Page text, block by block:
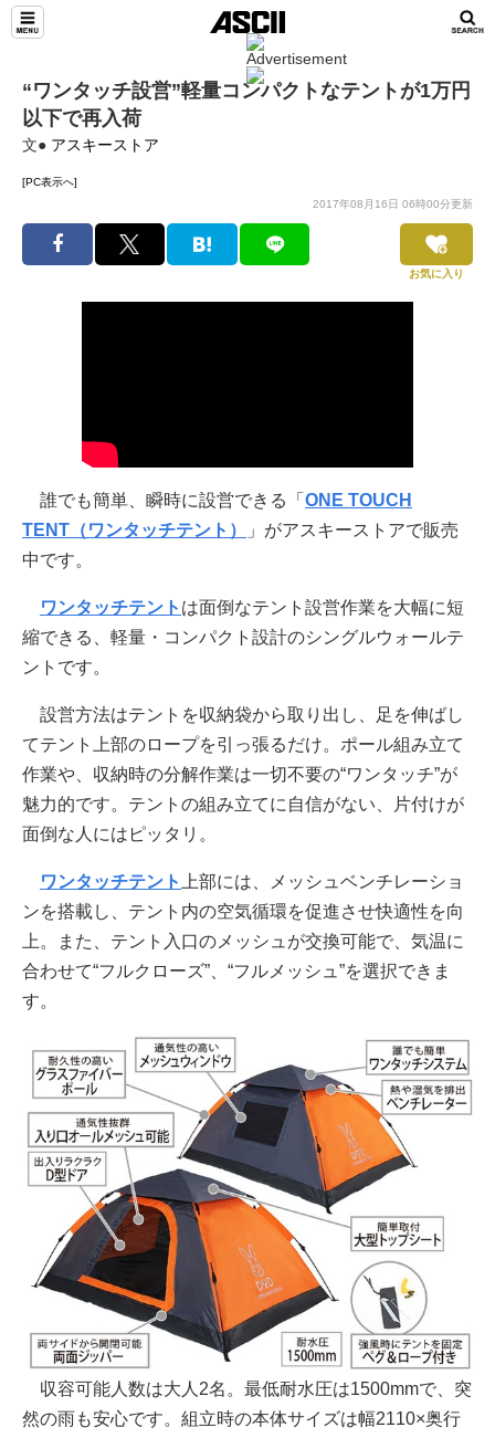
“ワンタッチ設営”軽量コンパクトなテントが1万円
以下で再入荷
文● アスキーストア
[PC表示へ]
2017年08月16日 06時00分更新
お気に入り
誰でも簡単、瞬時に設営できる「 ONE TOUCH
TENT（ワンタッチテント）
」がアスキーストアで販売
中です。
ワンタッチテント は面倒なテント設営作業を大幅に短
縮できる、軽量・コンパクト設計のシングルウォールテ
ントです。
設営方法はテントを収納袋から取り出し、足を伸ばし
てテント上部のロープを引っ張るだけ。ポール組み立て
作業や、収納時の分解作業は一切不要の“ワンタッチ”が
魅力的です。テントの組み立てに自信がない、片付けが
面倒な人にはピッタリ。
ワンタッチテント
上部には、メッシュベンチレーショ
ンを搭載し、テント内の空気循環を促進させ快適性を向
上。また、テント入口のメッシュが交換可能で、気温に
合わせて“フルクローズ”、“フルメッシュ”を選択できま
す。
収容可能人数は大人2名。最低耐水圧は1500mmで、突
然の雨も安心です。組立時の本体サイズは幅2110×奥行